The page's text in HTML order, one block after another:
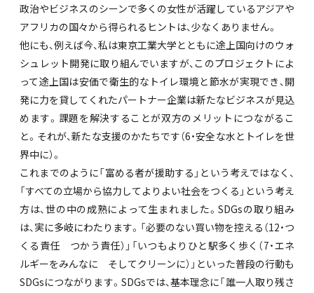
政治やビジネスのシーンで多くの女性が活躍しているアジアや
アフリカの国々から得られるヒントは、少なくありません。
他にも、例えば今、私は東京工業大学とともに途上国向けのウォ
シュレット開発に取り組んでいますが、このプロジェクトによ
って途上国は安価で衛生的なトイレ環境と節水が実現でき、開
発に力を貸してくれたパートナー企業は新たなビジネスが見込
めます。課題を解決することが双方のメリットにつながるこ
と。それが、新たな支援のかたちです（6・安全な水とトイレを世
界中に）。
これまでのように「富める者が援助する」という考えではなく、
「すべての立場から協力してよりよい社会をつくる」という考え
方は、世の中の成熟によって生まれました。SDGsの取り組み
は、実に多岐にわたります。「必要のない買い物を控える（12・つ
くる責任 つかう責任）」「いつもよりひと駅多く歩く（7・エネ
ルギーをみんなに そしてクリーンに）」といった普段の行動も
SDGsにつながります。SDGsでは、基本理念に「誰一人取り残さ